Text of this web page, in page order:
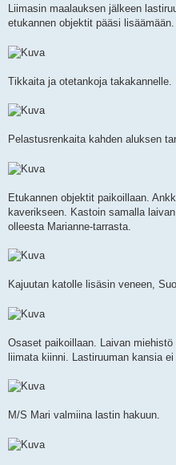
i
Liimasin maalauksen jälkeen
etukannen objektit pääsi lisäämään.
Tikkaita ja otetankoja takakannelle.
Pelastusrenkaita kahden aluksen
Etukannen objektit paikoillaan.
kaverikseen. Kastoin samalla
olleesta Marianne-tarrasta.
Kajuutan katolle lisäsin veneen,
Osaset paikoillaan. Laivan
liimata kiinni. Lastiruuman kansia ei
M/S Mari valmiina lastin hakuun.